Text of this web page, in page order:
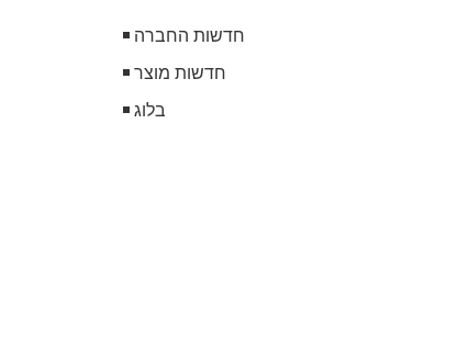
חדשות החברה
חדשות מוצר
בלוג